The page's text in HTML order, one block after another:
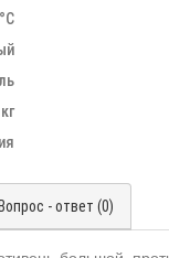
Вопрос - ответ (0)